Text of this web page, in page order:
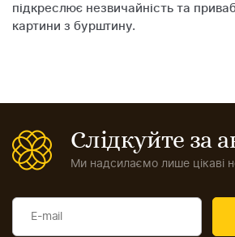
підкреслює незвичайність та
картини з бурштину.
Слідкуйте за
Ми надсилаємо лише цікаві